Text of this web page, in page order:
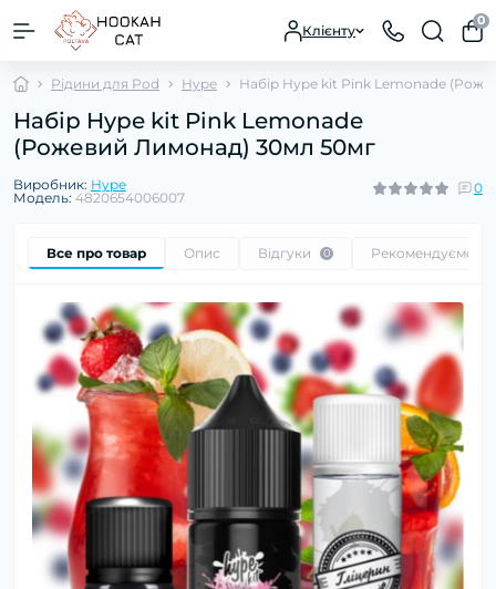
Клієнту
0
Рідини для Pod Hype Набір Hype kit Pink Lemonade
Набір Hype kit Pink Lemonade
(Рожевий Лимонад) 30мл 50мг
Виробник: Hype
Модель: 4820654006007
0
Все про товар Опис Відгуки 0 Рекомендуємо